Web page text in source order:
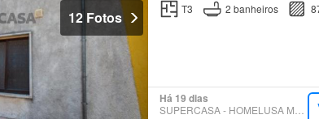
12 Fotos
T3
2 banheiros
Há 19 dias
SUPERCASA - HOMELUSA MEDIAÇÃO IMOBILIÁRIA